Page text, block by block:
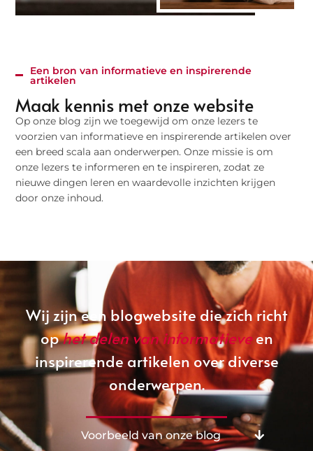
Een bron van informatieve en inspirerende
artikelen
Maak kennis met onze website
Op onze blog zijn we toegewijd om onze lezers te
voorzien van informatieve en inspirerende artikelen over
een breed scala aan onderwerpen. Onze missie is om
onze lezers te informeren en te inspireren, zodat ze
nieuwe dingen leren en waardevolle inzichten krijgen
door onze inhoud.
Wij zijn een blogwebsite die zich richt
ophet delen van informatieveen
inspirerende artikelen over diverse
onderwerpen.
Voorbeeld van onze blog